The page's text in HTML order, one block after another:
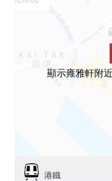
顯示雍雅軒附
港鐵